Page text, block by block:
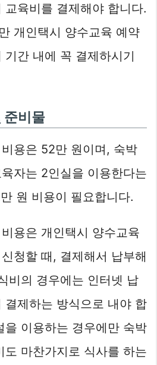
교육비를 결제해야 합니다.
개인택시 양수교육 예약
기간 내에 꼭 결제하시기
준비물
용은 52만 원이며, 숙박
자는 2인실을 이용한다는
원 비용이 필요합니다.
용은 개인택시 양수교육
청할 때, 결제해서 납부해
비의 경우에는 인터넷 납
결제하는 방식으로 내야 합
을 이용하는 경우에만 숙박
도 마찬가지로 식사를 하는